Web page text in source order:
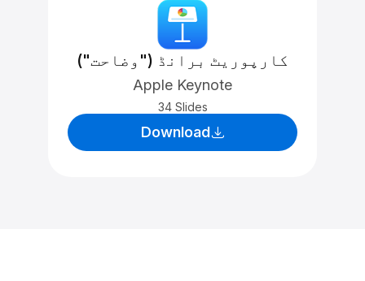
کارپوریٹ برانڈ ("وضاحت")
Apple Keynote
34 Slides
Download